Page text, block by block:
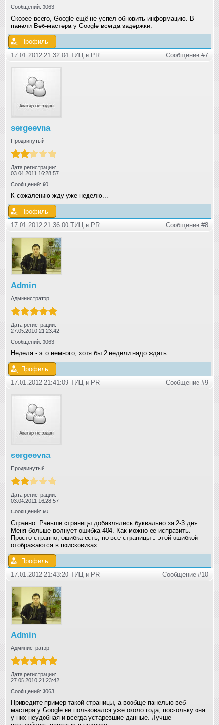
Сообщений: 3063
Скорее всего, Google ещё не успел обновить информацию. В
панели Веб-мастера у Google всегда задержки.
Профиль
17.01.2012 21:32:04 ТИЦ и РR
Сообщение #7
sergeevna
Продвинутый
Дата регистрации:
03.04.2011 16:28:57
Сообщений: 60
К сожалению жду уже неделю...
Профиль
17.01.2012 21:36:00 ТИЦ и РR
Сообщение #8
Admin
Администратор
Дата регистрации:
27.05.2010 21:23:42
Сообщений: 3063
Неделя - это немного, хотя бы 2 недели надо ждать.
Профиль
17.01.2012 21:41:09 ТИЦ и РR
Сообщение #9
sergeevna
Продвинутый
Дата регистрации:
03.04.2011 16:28:57
Сообщений: 60
Странно. Раньше страницы добавлялись буквально за 2-3 дня.
Меня больше волнует ошибка 404. Как можно ее исправить.
Просто странно, ошибка есть, но все страницы с этой ошибкой
отображаются в поисковиках.
Профиль
17.01.2012 21:43:20 ТИЦ и РR
Сообщение #10
Admin
Администратор
Дата регистрации:
27.05.2010 21:23:42
Сообщений: 3063
Приведите пример такой страницы, а вообще панелью веб-
мастера у Google не пользовался уже около года, поскольку она
у них неудобная и всегда устаревшие данные. Лучше